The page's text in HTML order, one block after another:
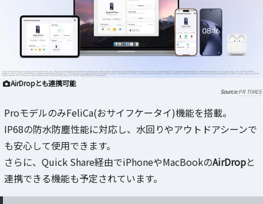
AirDropとも連携可能
PR TIMES
ProモデルのみFeliCa(おサイフケータイ)機能を搭載。
IP68の防水防塵性能に対応し、水回りやアウトドアシーンで
も安心して使用できます。
さらに、Quick Share経由でiPhoneやMacBookのAirDropと
連携できる機能も予定されています。